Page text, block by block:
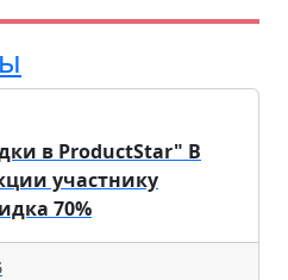
в ProductStar" В
участнику
70%